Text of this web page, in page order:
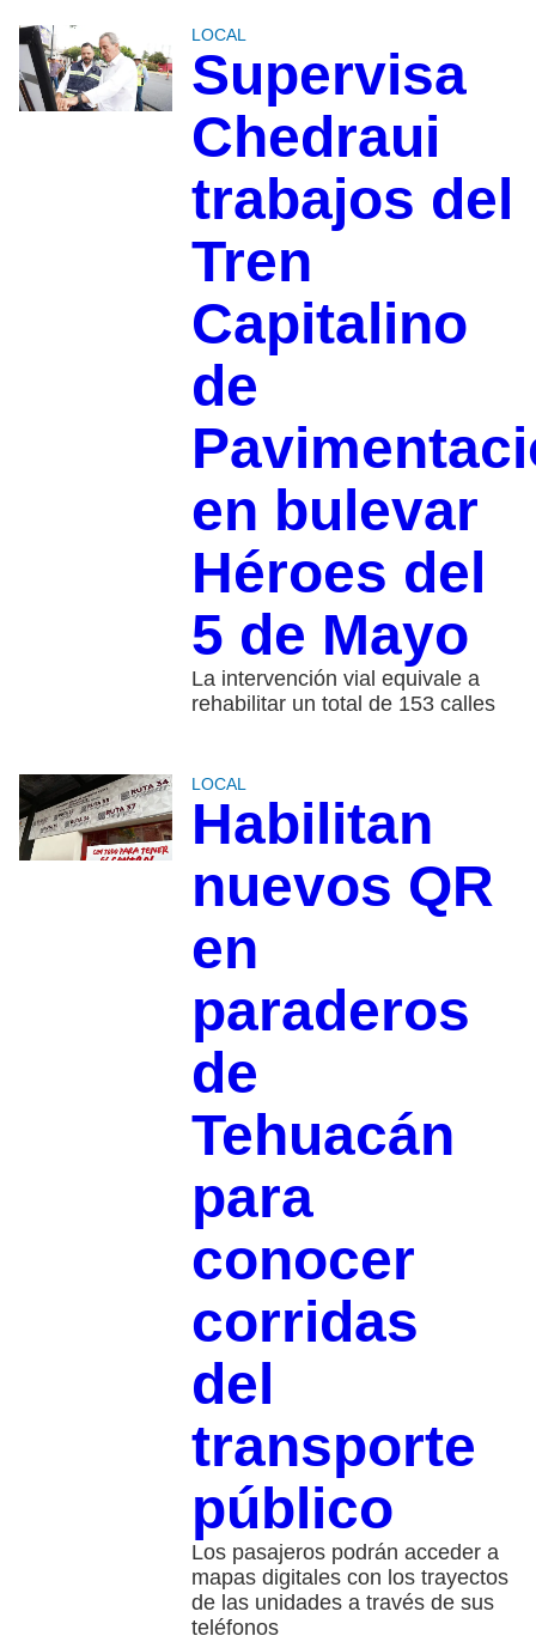
LOCAL
Supervisa
Chedraui
trabajos del
Tren
Capitalino
de
en bulevar
Héroes del
5 de Mayo
La intervención vial equivale a
rehabilitar un total de 153 calles
LOCAL
Habilitan
nuevos QR
en
paraderos
de
Tehuacán
para
conocer
corridas
del
transporte
público
Los pasajeros podrán acceder a
mapas digitales con los trayectos
de las unidades a través de sus
teléfonos